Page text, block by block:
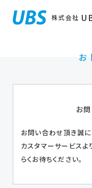
株式会社
お
お問い合わせ頂き誠に
カスタマーサービスよ
らくお待ちください。